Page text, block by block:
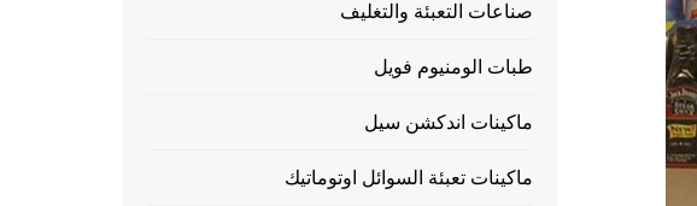
صناعات التعبئة والتغليف
طبات الومنيوم فويل
ماكينات اندكشن سيل
ماكينات تعبئة السوائل اوتوماتيك